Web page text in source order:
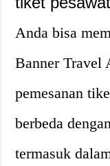
Anda bisa
Banner Travel
pemesanan
berbeda
termasuk